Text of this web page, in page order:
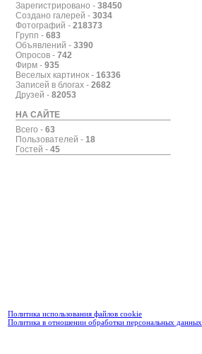
Зарегистрировано - 38450
Создано галерей - 3034
Фотографий - 218373
Групп - 683
Объявлений - 3390
Опросов - 742
Фирм - 935
Веселых картинок - 16336
Записей в блогах - 2682
Друзей - 82053
НА САЙТЕ
Всего - 63
Пользователей - 18
Гостей - 45
Политика использования файлов cookie
Политика в отношении обработки персональных данных